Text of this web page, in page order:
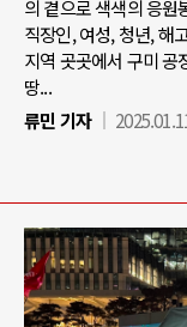
의 곁으로 색색의 응원
직장인, 여성, 청년, 해
지역 곳곳에서 구미 공
땅...
류민 기자